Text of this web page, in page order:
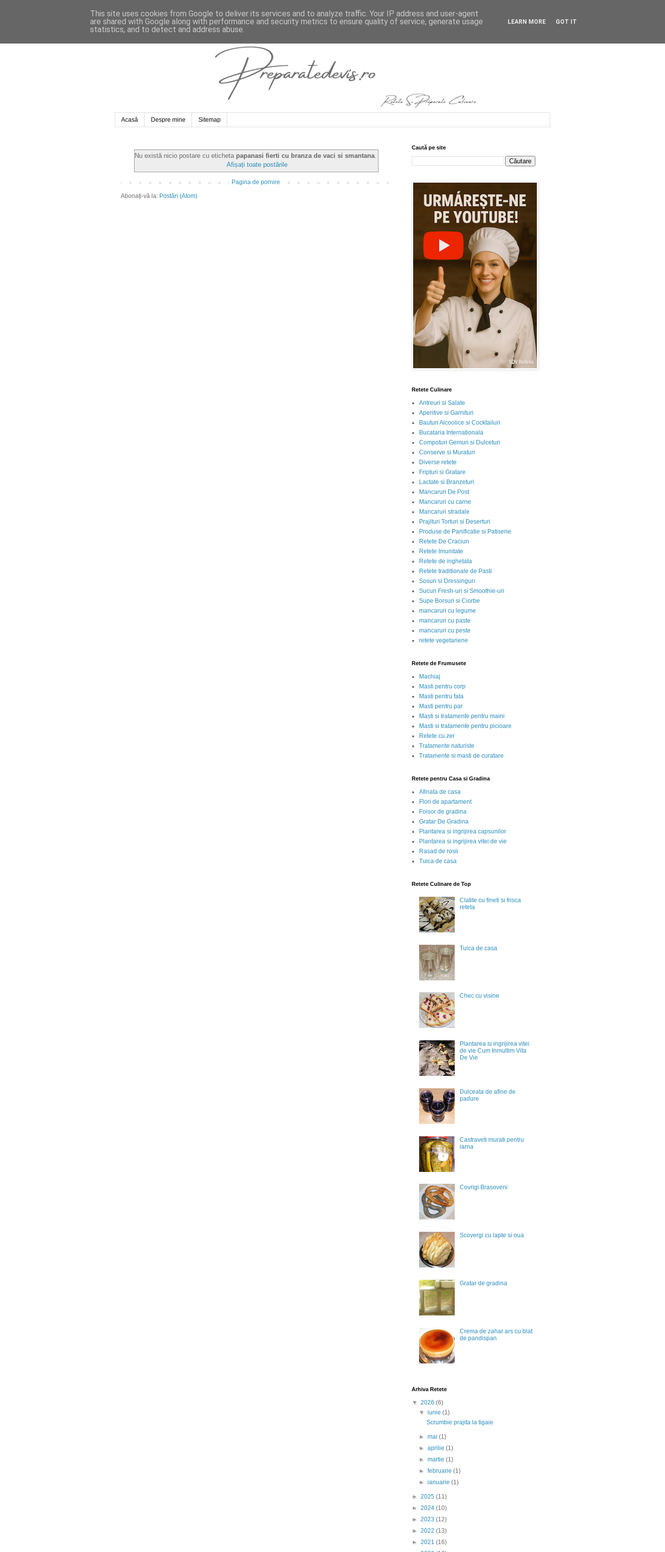
Acasă Despre mine Sitemap
Nu există nicio postare cu eticheta papanasi fierti cu branza de vaci si smantana.
Afișați toate postările
Pagina de pornire
Abonați-vă la: Postări (Atom)
Caută pe site
Retete Culinare
Antreuri si Salate
Aperitive si Garnituri
Bauturi Alcoolice si Cocktailuri
Bucataria Internationala
Compoturi Gemuri si Dulceturi
Conserve si Muraturi
Diverse retete
Fripturi si Gratare
Lactate si Branzeturi
Mancaruri De Post
Mancaruri cu carne
Mancaruri stradale
Prajituri Torturi si Deserturi
Produse de Panificatie si Patiserie
Retete De Craciun
Retete Imunitate
Retete de inghetata
Retete traditionale de Pasti
Sosuri si Dressinguri
Sucuri Fresh-uri si Smoothie-uri
Supe Borsuri si Ciorbe
mancaruri cu legume
mancaruri cu paste
mancaruri cu peste
retete vegetariene
Retete de Frumusete
Machiaj
Masti pentru corp
Masti pentru fata
Masti pentru par
Masti si tratamente pentru maini
Masti si tratamente pentru picioare
Retete cu zer
Tratamente naturiste
Tratamente si masti de curatare
Retete pentru Casa si Gradina
Afinata de casa
Flori de apartament
Foisor de gradina
Gratar De Gradina
Plantarea si ingrijirea capsunilor
Plantarea si ingrijirea vitei de vie
Rasad de rosii
Tuica de casa
Retete Culinare de Top
Clatite cu fineti si frisca
reteta
Tuica de casa
Chec cu visine
Plantarea si ingrijirea vitei
de vie Cum Inmultim Vita
De Vie
Dulceata de afine de
padure
Castraveti murati pentru
iarna
Covrigi Brasoveni
Scovergi cu lapte si oua
Gratar de gradina
Crema de zahar ars cu blat
de pandispan
Arhiva Retete
▼ 2026 (6)
▼iunie(1)
Scrumbie prajita la tigaie
►mai(1)
►aprilie(1)
►martie(1)
►februarie(1)
►ianuarie(1)
► 2025 (11)
► 2024 (10)
► 2023 (12)
► 2022 (13)
► 2021 (16)
This site uses cookies from Google to deliver its services and to analyze traffic. Your IP address and user-agent
are shared with Google along with performance and security metrics to ensure quality of service, generate usage
statistics, and to detect and address abuse.
LEARN MORE GOT IT